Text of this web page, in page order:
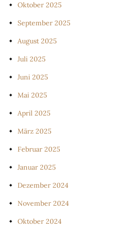
Oktober 2025
September 2025
August 2025
Juli 2025
Juni 2025
Mai 2025
April 2025
März 2025
Februar 2025
Januar 2025
Dezember 2024
November 2024
Oktober 2024